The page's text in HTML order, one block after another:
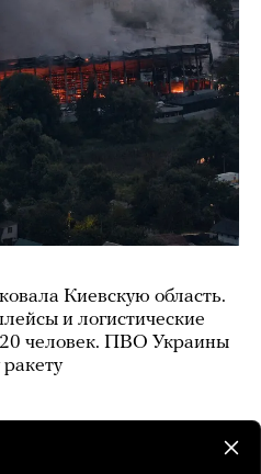
Киевскую область.
и логистические
человек. ПВО Украины